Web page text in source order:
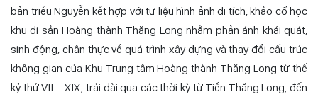
bản triều Nguyễn kết hợp với tư liệu hình ảnh di tích, khảo cổ học
khu di sản Hoàng thành Thăng Long nhằm phản ánh khái quát,
sinh động, chân thực về quá trình xây dựng và thay đổi cấu trúc
không gian của Khu Trung tâm Hoàng thành Thăng Long từ thế
kỷ thứ VII – XIX, trải dài qua các thời kỳ từ Tiền Thăng Long, đến